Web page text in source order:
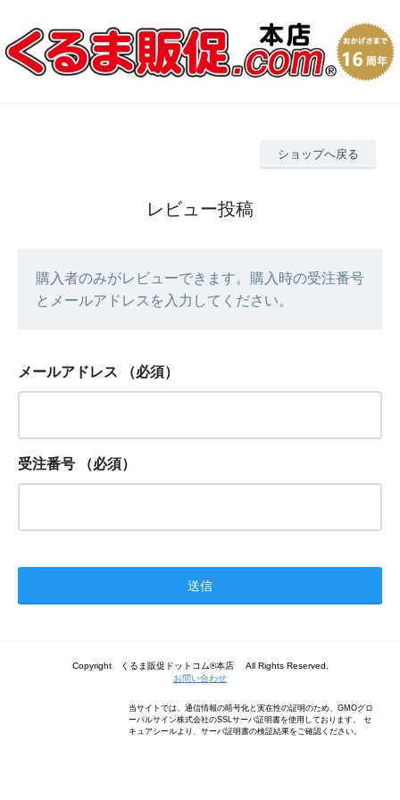
ショップへ戻る
レビュー投稿
購入者のみがレビューできます。購入時の受注番号
とメールアドレスを入力してください。
メールアドレス （必須）
受注番号 （必須）
Copyright くるま販促ドットコム®本店 All Rights Reserved.
お問い合わせ
当サイトでは、通信情報の暗号化と実在性の証明のため、GMOグロ
ーバルサイン株式会社のSSLサーバ証明書を使用しております。 セ
キュアシールより、サーバ証明書の検証結果をご確認ください。